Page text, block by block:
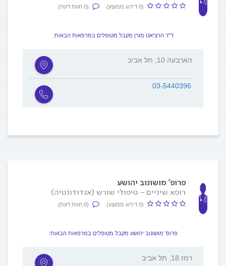
(0 דירוג ממוצע) (0 חוות דעת)
ד"ר הרציאנו מורן מקבל מטופלים במרפאות הבאות:
הארבעה 10, תל אביב
03-5440396
פרופ' מושונוב יהושע
רופא שיניים - טיפולי שורש (אנדודונטיה)
(0 דירוג ממוצע) (0 חוות דעת)
פרופ' מושונוב יהושע מקבל מטופלים במרפאות הבאות:
רמז 18, תל אביב